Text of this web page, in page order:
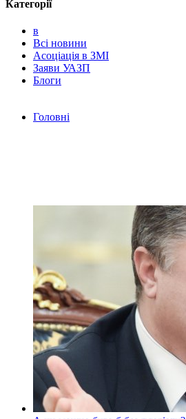
Категорії
в
Всі новини
Асоціація в ЗМІ
Заяви УАЗП
Блоги
Головні